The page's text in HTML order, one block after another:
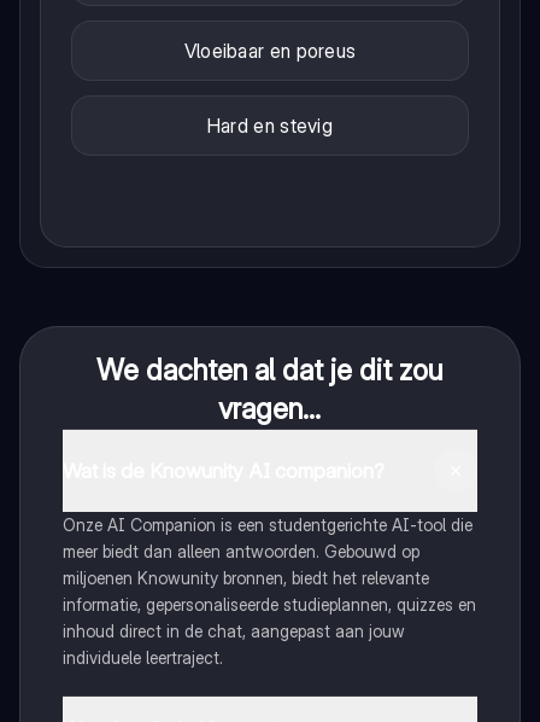
Vloeibaar en poreus
Hard en stevig
We dachten al dat je dit zou
vragen...
Onze AI Companion is een studentgerichte AI-tool die
meer biedt dan alleen antwoorden. Gebouwd op
miljoenen Knowunity bronnen, biedt het relevante
informatie, gepersonaliseerde studieplannen, quizzes en
inhoud direct in de chat, aangepast aan jouw
individuele leertraject.